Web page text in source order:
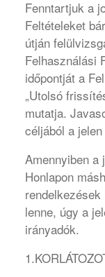
Fenntartjuk a
Feltételeket
útján
Felhasználási
időpontját a
„Utolsó
mutatja.
céljából a
Amennyiben a
Honlapon
lenne, úgy a
irányadók.